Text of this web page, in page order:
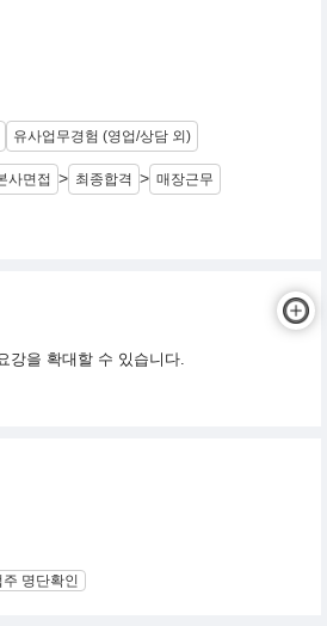
유사업무경험 (영업/상담 외)
사면접 > 최종합격 > 매장근무
강을 확대할 수 있습니다.
명단확인